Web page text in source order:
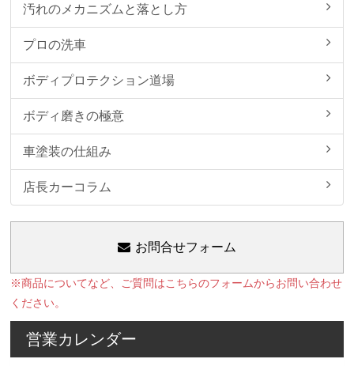
汚れのメカニズムと落とし方
プロの洗車
ボディプロテクション道場
ボディ磨きの極意
車塗装の仕組み
店長カーコラム
お問合せフォーム
※商品についてなど、ご質問はこちらのフォームからお問い合わせ
ください。
営業カレンダー